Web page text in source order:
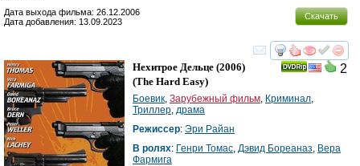
Скачать
Дата выхода фильма: 26.12.2006
Дата добавления: 13.09.2023
смотреть
2
Нехитрое Дельце (2006)
(The Hard Easy)
Боевик, Зарубежный фильм, Криминал,
Триллер, драма
Режиссер: Эри Райан
В ролях: Генри Томас, Дэвид Бореаназ, Вера
Фармига